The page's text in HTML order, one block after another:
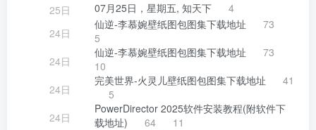
25日
07月25日，星期五, 知天下
4
24日
仙逆-李慕婉壁纸图包图集下载地址
73
5
24日
仙逆-李慕婉壁纸图包图集下载地址
73
10
24日
完美世界-火灵儿壁纸图包图集下载地址
41
5
24日
PowerDirector 2025软件安装教程(附软件下
载地址)
64
11